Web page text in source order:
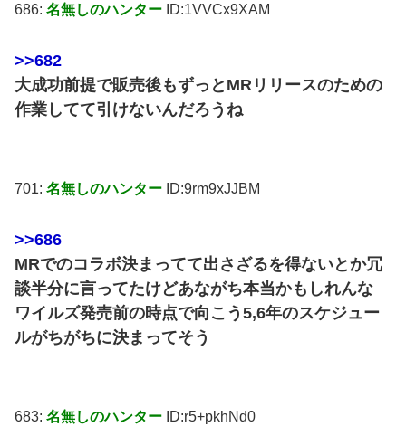
686: 名無しのハンター ID:1VVCx9XAM
>>682
大成功前提で販売後もずっとMRリリースのための
作業してて引けないんだろうね
701: 名無しのハンター ID:9rm9xJJBM
>>686
MRでのコラボ決まってて出さざるを得ないとか冗
談半分に言ってたけどあながち本当かもしれんな
ワイルズ発売前の時点で向こう5,6年のスケジュー
ルがちがちに決まってそう
683: 名無しのハンター ID:r5+pkhNd0